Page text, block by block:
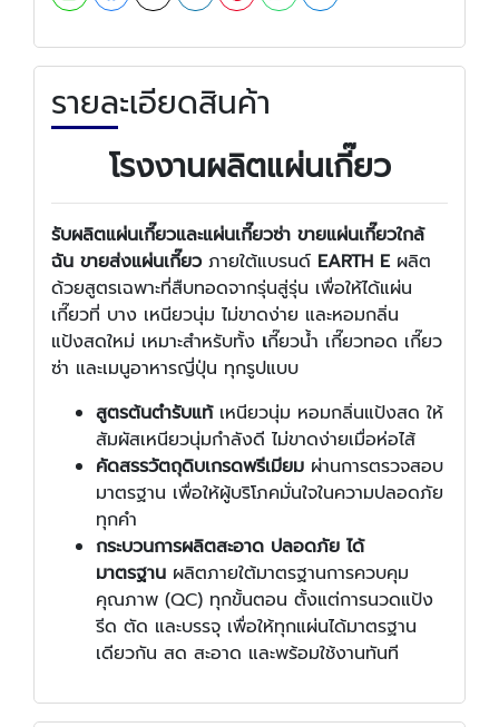
รายละเอียดสินค้า
โรงงานผลิตแผ่นเกี๊ยว
รับผลิตแผ่นเกี๊ยวและแผ่นเกี๊ยวซ่า ขายแผ่นเกี๊ยวใกล้
ฉัน ขายส่งแผ่นเกี๊ยว ภายใต้แบรนด์ EARTH E ผลิต
ด้วยสูตรเฉพาะที่สืบทอดจากรุ่นสู่รุ่น เพื่อให้ได้แผ่น
เกี๊ยวที่ บาง เหนียวนุ่ม ไม่ขาดง่าย และหอมกลิ่น
แป้งสดใหม่ เหมาะสำหรับทั้ง เกี๊ยวน้ำ เกี๊ยวทอด เกี๊ยว
ซ่า และเมนูอาหารญี่ปุ่น ทุกรูปแบบ
สูตรต้นตำรับแท้เหนียวนุ่ม หอมกลิ่นแป้งสด ให้
สัมผัสเหนียวนุ่มกำลังดี ไม่ขาดง่ายเมื่อห่อไส้
คัดสรรวัตถุดิบเกรดพรีเมียม ผ่านการตรวจสอบ
มาตรฐาน เพื่อให้ผู้บริโภคมั่นใจในความปลอดภัย
ทุกคำ
กระบวนการผลิตสะอาด ปลอดภัย ได้
มาตรฐาน ผลิตภายใต้มาตรฐานการควบคุม
คุณภาพ (QC) ทุกขั้นตอน ตั้งแต่การนวดแป้ง
รีด ตัด และบรรจุ เพื่อให้ทุกแผ่นได้มาตรฐาน
เดียวกัน สด สะอาด และพร้อมใช้งานทันที